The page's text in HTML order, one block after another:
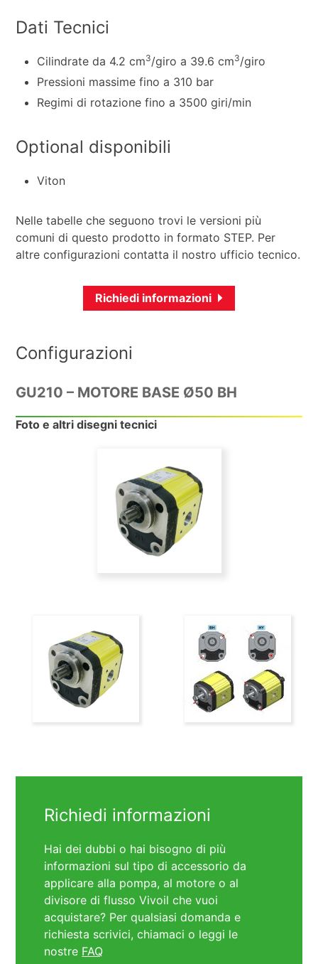
Dati Tecnici
Cilindrate da 4.2 cm3/giro a 39.6 cm3/giro
Pressioni massime fino a 310 bar
Regimi di rotazione fino a 3500 giri/min
Optional disponibili
Viton
Nelle tabelle che seguono trovi le versioni più
comuni di questo prodotto in formato STEP. Per
altre configurazioni contatta il nostro ufficio tecnico.
Richiedi informazioni
Configurazioni
GU210 – MOTORE BASE Ø50 BH
Foto e altri disegni tecnici
Richiedi informazioni
Hai dei dubbi o hai bisogno di più
informazioni sul tipo di accessorio da
applicare alla pompa, al motore o al
divisore di flusso Vivoil che vuoi
acquistare? Per qualsiasi domanda e
richiesta scrivici, chiamaci o leggi le
nostre FAQ